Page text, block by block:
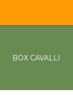
BOX CAVALLI